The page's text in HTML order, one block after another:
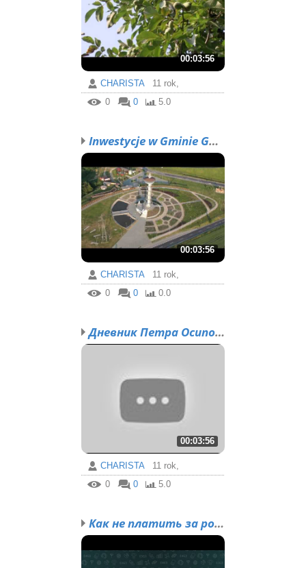
00:03:56
CHARISTA
11 rok,
0
0 5.0
Inwestycje w Gminie Gni...
00:03:56
CHARISTA
11 rok,
0
0 0.0
Дневник Петра Осипова. ...
00:03:56
CHARISTA
11 rok,
0
0 5.0
Как не платить за роуми...